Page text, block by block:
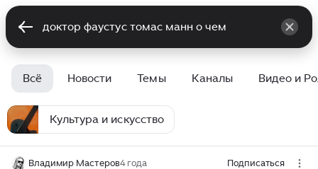
Всё Новости Темы Каналы Видео и
Культура и искусство
Владимир Мастеров4 года Подписаться